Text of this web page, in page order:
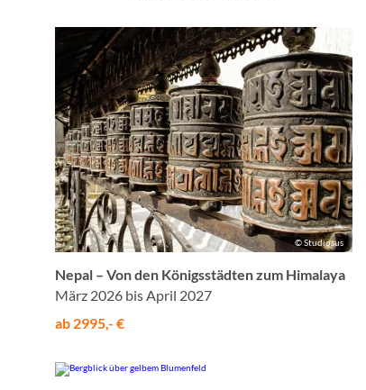
© Studiosus
Nepal – Von den Königsstädten zum Himalaya
März 2026 bis April 2027
ab 2995,- €